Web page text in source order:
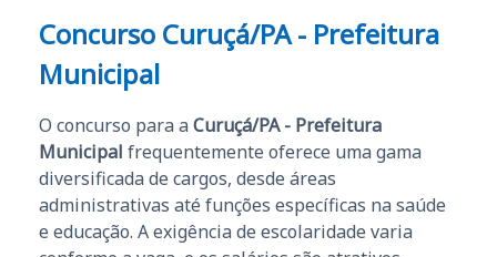
Concurso Curuçá/PA - Prefeitura
Municipal
O concurso para a Curuçá/PA - Prefeitura
Municipal frequentemente oferece uma gama
diversificada de cargos, desde áreas
administrativas até funções específicas na saúde
e educação. A exigência de escolaridade varia